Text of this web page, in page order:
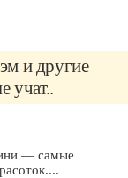
и другие
учат..
— самые